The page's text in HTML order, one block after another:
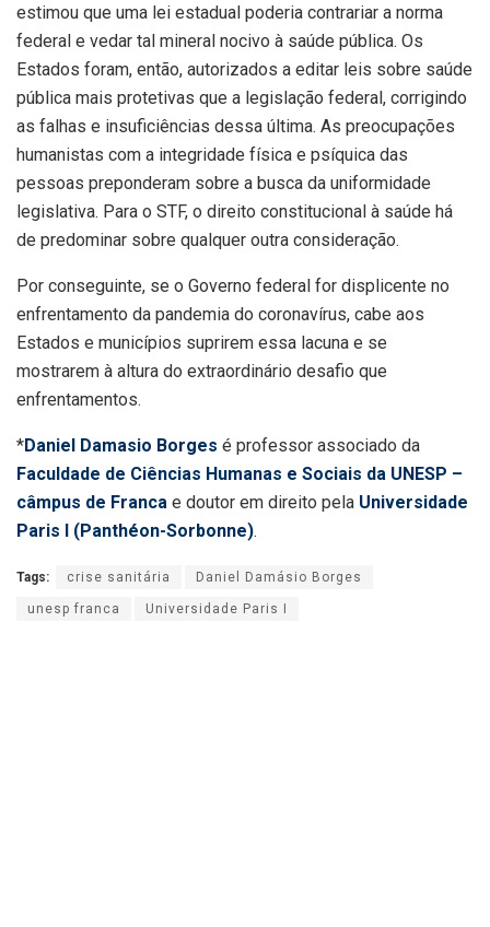
estimou que uma lei estadual poderia contrariar a norma
federal e vedar tal mineral nocivo à saúde pública. Os
Estados foram, então, autorizados a editar leis sobre saúde
pública mais protetivas que a legislação federal, corrigindo
as falhas e insuficiências dessa última. As preocupações
humanistas com a integridade física e psíquica das
pessoas preponderam sobre a busca da uniformidade
legislativa. Para o STF, o direito constitucional à saúde há
de predominar sobre qualquer outra consideração.
Por conseguinte, se o Governo federal for displicente no
enfrentamento da pandemia do coronavírus, cabe aos
Estados e municípios suprirem essa lacuna e se
mostrarem à altura do extraordinário desafio que
enfrentamentos.
*Daniel Damasio Borges é professor associado da
Faculdade de Ciências Humanas e Sociais da UNESP –
câmpus de Franca e doutor em direito pela Universidade
Paris I (Panthéon-Sorbonne).
Tags: crise sanitária Daniel Damásio Borges
unesp franca Universidade Paris I